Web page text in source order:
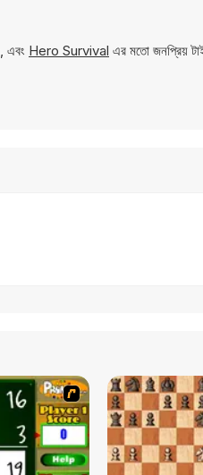
, এবং Hero Survival এর মতো জনপ্রিয়